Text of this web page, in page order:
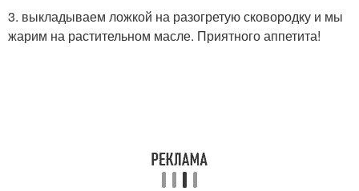
3. выкладываем ложкой на разогретую сковородку и мы
жарим на растительном масле. Приятного аппетита!